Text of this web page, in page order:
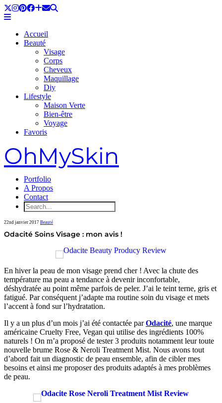
Accueil
Beauté
Visage
Corps
Cheveux
Maquillage
Diy
Lifestyle
Maison Verte
Bien-être
Voyage
Favoris
OhMySkin
Portfolio
A Propos
Contact
22nd janvier 2017 Beauté
Odacité Soins Visage : mon avis !
En hiver la peau de mon visage prend cher ! Avec la chute des
température ma peau a tendance à devenir inconfortable,
déshydratée au point même parfois de peler. J’ai le teint terne, gris et
fatigué. Par conséquent j’adapte ma routine soin du visage et mets
l’accent à fond sur l’hydratation.
Il y a un plus d’un mois j’ai été contactée parOdacité, une marque
américaine Cruelty Free, Vegan qui utilise des ingrédients 100%
naturels ! On m’a proposé de tester 3 produits notamment leur toute
nouvelle brume Rose & Neroli Treatment Mist. Nous avons tout
d’abord fait un diagnostic de peau ensemble, afin de cibler mes
besoins et ainsi me proposer des produits adaptés à mes problèmes
de peau.